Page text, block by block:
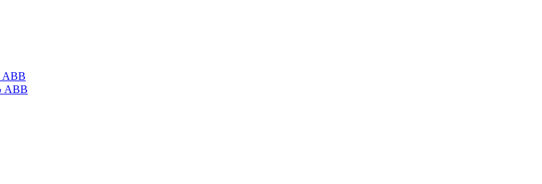
رله حفاظتي PR521 بدون نياز به تغذیه (Self- Powered) ساخت ABB
رله حفاظتي REJ603 بدون نياز به تغذيه (Self-Powered) ساخت ABB